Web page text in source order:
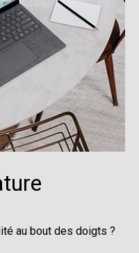
au bout des doigts ?